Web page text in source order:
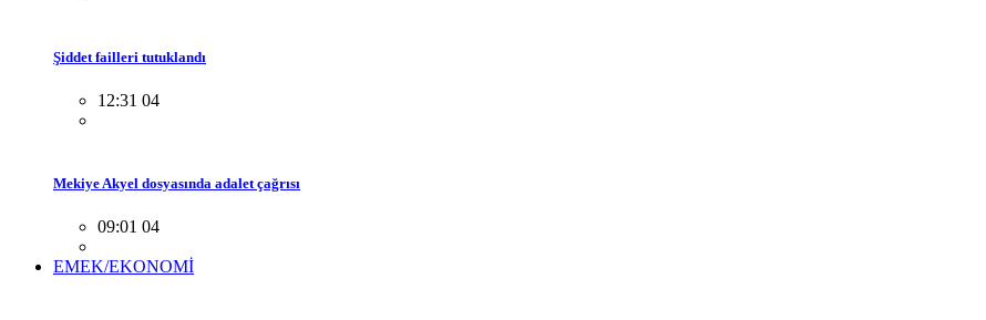
Şiddet failleri tutuklandı
12:31 04
Mekiye Akyel dosyasında adalet çağrısı
09:01 04
EMEK/EKONOMİ